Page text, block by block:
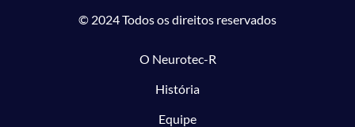
© 2024 Todos os direitos reservados
O Neurotec-R
História
Equipe